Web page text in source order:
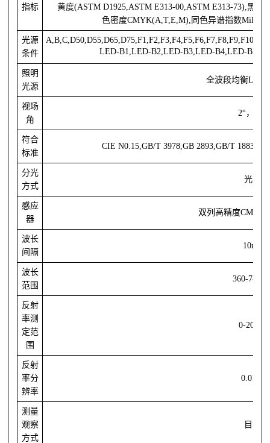
指标
黄度(ASTM D1925,ASTM E313-00,ASTM E313-73), 黑度
色密度CMYK(A,T,E,M),同色异谱指数Milm,
光源
条件
LED-B1,LED-B2,LED-B3,LED-B4,LED-
照明
光源
全波段均衡LED
视场
角
2°，10°
符合
标准
CIE N0.15,GB/T 3978,GB 2893,GB/T
分光
方式
光栅
感应
器
双列高精度CMOS
波长
间隔
10nm
波长
范围
360-
反射
率测
定范
围
0-200%
反射
率分
辨率
0.01%
测量
观察
方式
目视